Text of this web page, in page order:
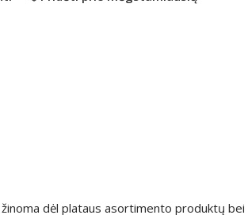
dėl plataus asortimento produktų bei